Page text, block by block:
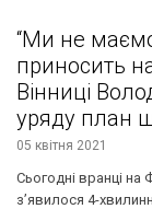
“Ми не
приносить
Вінниці
уряду план
05 квітня 2021
Сьогодні вранці на
з’явилося 4-